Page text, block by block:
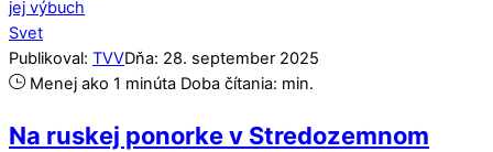
Svet
Publikoval: TVVDňa: 28. september 2025
Menej ako 1 minúta Doba čítania: min.
Na ruskej ponorke v Stredozemnom